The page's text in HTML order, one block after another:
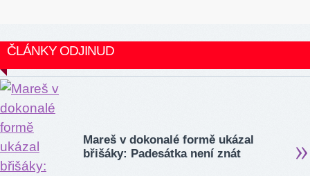
ČLÁNKY ODJINUD
Mareš v dokonalé formě ukázal
břišáky: Padesátka není znát